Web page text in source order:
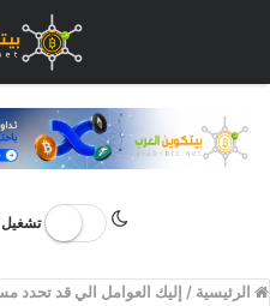
تشغيل
الرئيسية / إليك العوامل الي قد تحدد